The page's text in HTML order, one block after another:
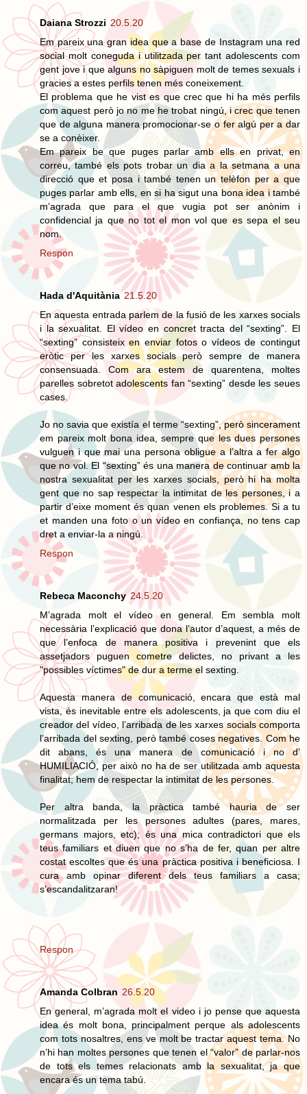
Daiana Strozzi 20.5.20
Em pareix una gran idea que a base de Instagram una red
social molt coneguda i utilitzada per tant adolescents com
gent jove i que alguns no sàpiguen molt de temes sexuals i
gracies a estes perfils tenen més coneixement.
El problema que he vist es que crec que hi ha més perfils
com aquest però jo no me he trobat ningú, i crec que tenen
que de alguna manera promocionar-se o fer algú per a dar
se a conèixer.
Em pareix be que puges parlar amb ells en privat, en
correu, també els pots trobar un dia a la setmana a una
direcció que et posa i també tenen un telèfon per a que
puges parlar amb ells, en si ha sigut una bona idea i també
m’agrada que para el que vugia pot ser anònim i
confidencial ja que no tot el mon vol que es sepa el seu
nom.
Respon
Hada d'Aquitània 21.5.20
En aquesta entrada parlem de la fusió de les xarxes socials
i la sexualitat. El vídeo en concret tracta del “sexting”. El
“sexting” consisteix en enviar fotos o vídeos de contingut
eròtic per les xarxes socials però sempre de manera
consensuada. Com ara estem de quarentena, moltes
parelles sobretot adolescents fan “sexting” desde les seues
cases.
Jo no savia que existía el terme “sexting”, però sincerament
em pareix molt bona idea, sempre que les dues persones
vulguen i que mai una persona obligue a l’altra a fer algo
que no vol. El “sexting” és una manera de continuar amb la
nostra sexualitat per les xarxes socials, però hi ha molta
gent que no sap respectar la intimitat de les persones, i a
partir d’eixe moment és quan venen els problemes. Si a tu
et manden una foto o un vídeo en confiança, no tens cap
dret a enviar-la a ningú.
Respon
Rebeca Maconchy 24.5.20
M’agrada molt el vídeo en general. Em sembla molt
necessària l’explicació que dona l’autor d’aquest, a més de
que l’enfoca de manera positiva i prevenint que els
assetjadors puguen cometre delictes, no privant a les
"possibles víctimes" de dur a terme el sexting.
Aquesta manera de comunicació, encara que està mal
vista, és inevitable entre els adolescents, ja que com diu el
creador del vídeo, l’arribada de les xarxes socials comporta
l’arribada del sexting, però també coses negatives. Com he
dit abans, és una manera de comunicació i no d’
HUMILIACIÓ, per això no ha de ser utilitzada amb aquesta
finalitat; hem de respectar la intimitat de les persones.
Per altra banda, la pràctica també hauria de ser
normalitzada per les persones adultes (pares, mares,
germans majors, etc); és una mica contradictori que els
teus familiars et diuen que no s’ha de fer, quan per altre
costat escoltes que és una pràctica positiva i beneficiosa. I
cura amb opinar diferent dels teus familiars a casa;
s’escandalitzaran!
Respon
Amanda Colbran 26.5.20
En general, m’agrada molt el video i jo pense que aquesta
idea és molt bona, principalment perque als adolescents
com tots nosaltres, ens ve molt be tractar aquest tema. No
n’hi han moltes persones que tenen el “valor” de parlar-nos
de tots els temes relacionats amb la sexualitat, ja que
encara és un tema tabú.